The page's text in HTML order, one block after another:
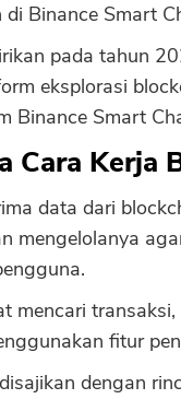
Binance Smart
pada tahun
eksplorasi
Binance Smart
Cara Kerja
data dari
mengelolanya
mencari
fitur
dengan